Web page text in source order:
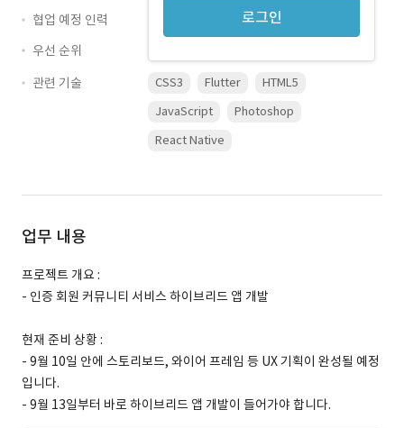
로그인
협업 예정 인력
우선 순위
관련 기술
CSS3 Flutter
HTML5
JavaScript
Photoshop
React Native
업무 내용
프로젝트 개요 :
- 인증 회원 커뮤니티 서비스 하이브리드 앱 개발
현재 준비 상황 :
- 9월 10일 안에 스토리보드, 와이어 프레임 등 UX 기획이 완성될 예정
입니다.
- 9월 13일부터 바로 하이브리드 앱 개발이 들어가야 합니다.